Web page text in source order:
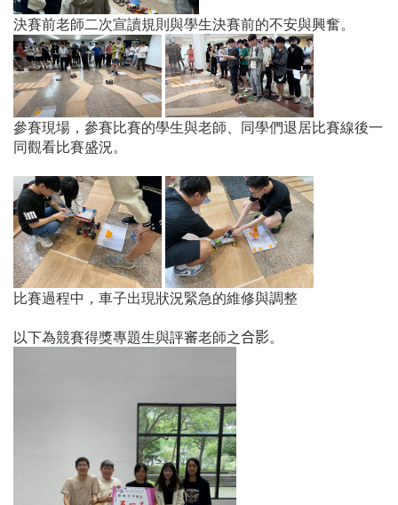
決賽前老師二次宣讀規則與學生決賽前的不安與興奮。
參賽現場 ，參賽比賽的學生與老師
同學們退居比賽線後一
同觀看比賽盛況。
比賽過程中，車子出現狀況緊急的維修與調整
以下為競賽得獎專題生與評審老師之合影。